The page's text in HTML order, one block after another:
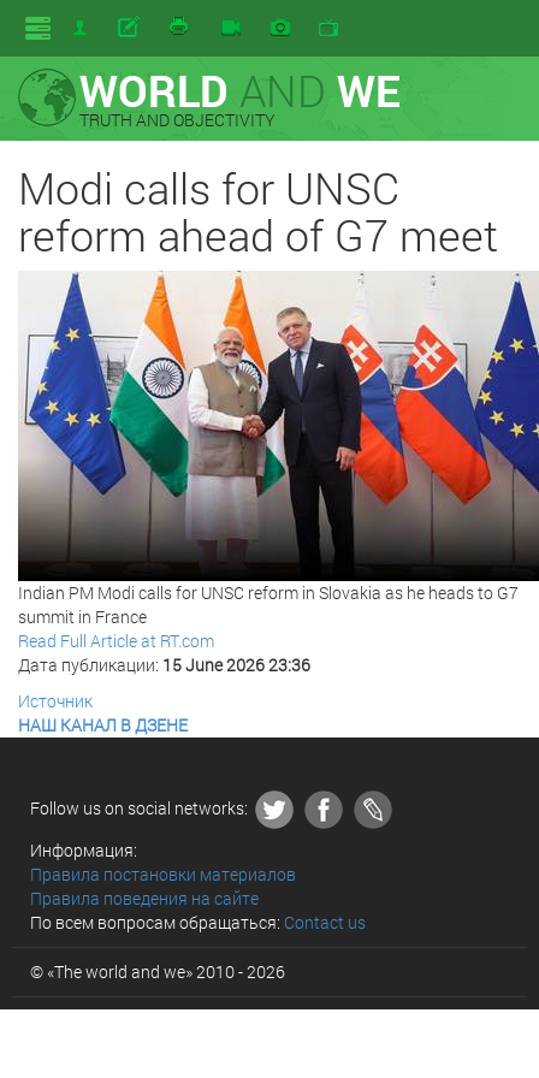
WORLD AND WE
TRUTH AND OBJECTIVITY
Modi calls for UNSC
reform ahead of G7 meet
Indian PM Modi calls for UNSC reform in Slovakia as he heads to G7
summit in France
Read Full Article at RT.com
Дата публикации: 15 June 2026 23:36
Источник
НАШ КАНАЛ В ДЗЕНЕ
Follow us on social networks:
Информация:
Правила постановки материалов
Правила поведения на сайте
По всем вопросам обращаться: Contact us
© «The world and we» 2010 - 2026